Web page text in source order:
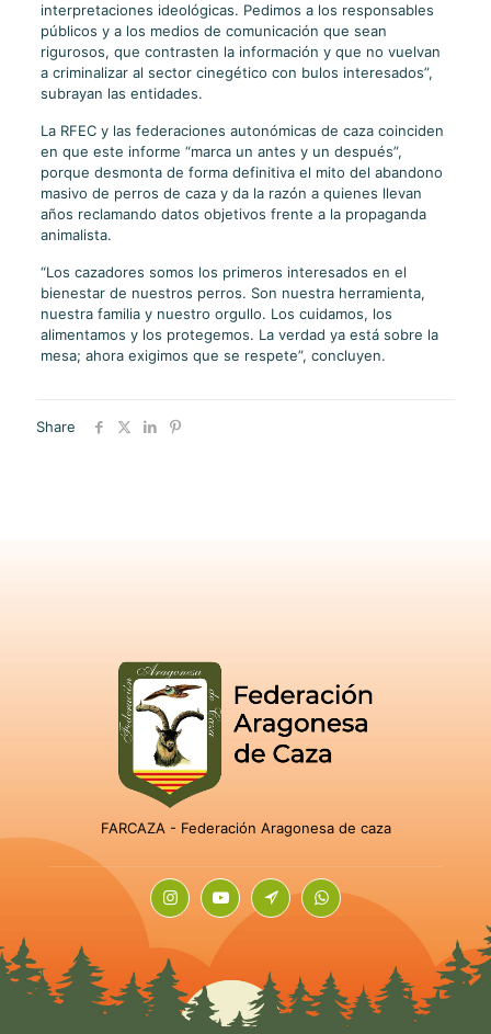
interpretaciones ideológicas. Pedimos a los responsables
públicos y a los medios de comunicación que sean
rigurosos, que contrasten la información y que no vuelvan
a criminalizar al sector cinegético con bulos interesados”,
subrayan las entidades.
La RFEC y las federaciones autonómicas de caza coinciden
en que este informe “marca un antes y un después”,
porque desmonta de forma definitiva el mito del abandono
masivo de perros de caza y da la razón a quienes llevan
años reclamando datos objetivos frente a la propaganda
animalista.
“Los cazadores somos los primeros interesados en el
bienestar de nuestros perros. Son nuestra herramienta,
nuestra familia y nuestro orgullo. Los cuidamos, los
alimentamos y los protegemos. La verdad ya está sobre la
mesa; ahora exigimos que se respete”, concluyen.
Share
FARCAZA - Federación Aragonesa de caza